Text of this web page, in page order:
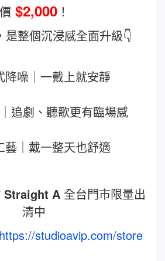
價 $2,000！
是整個沉浸感全面升級👇
降噪｜一戴上就安靜
追劇、聽歌更有臨場感
藝｜戴一整天也舒適
Straight A 全台門市限量出
清中
https://studioavip.com/store